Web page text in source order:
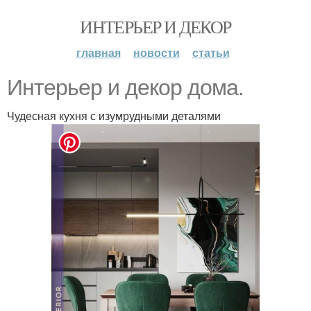
ИНТЕРЬЕР И ДЕКОР
главная новости статьи
Интерьер и декор дома.
Чудесная кухня с изумрудными деталями